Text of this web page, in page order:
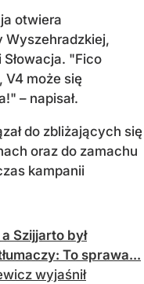
otwiera
Wyszehradzkiej,
"Fico
V4 może się
– napisał.
do zbliżających się
oraz do zamachu
kampanii
Szijjarto był
To sprawa...
wyjaśnił